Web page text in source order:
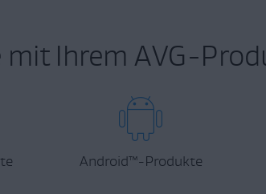
Ihrem AVG-
Android™-Produkte